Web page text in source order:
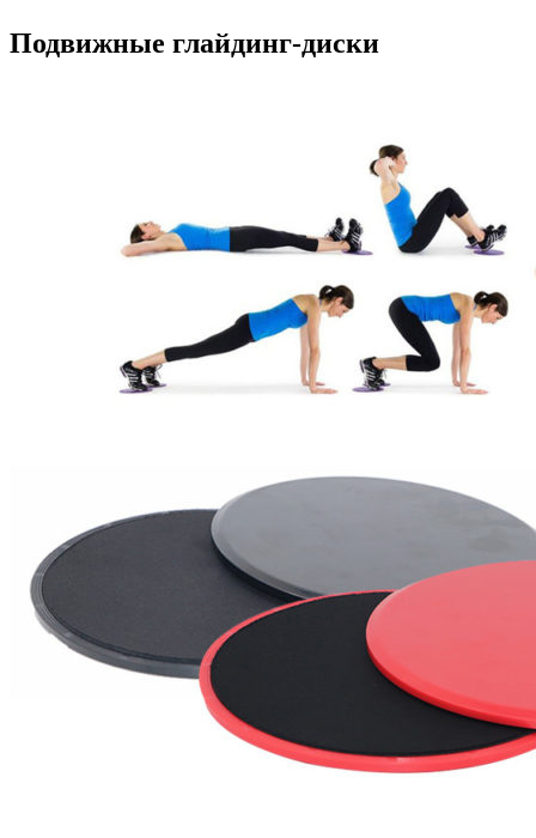
Подвижные глайдинг-диски